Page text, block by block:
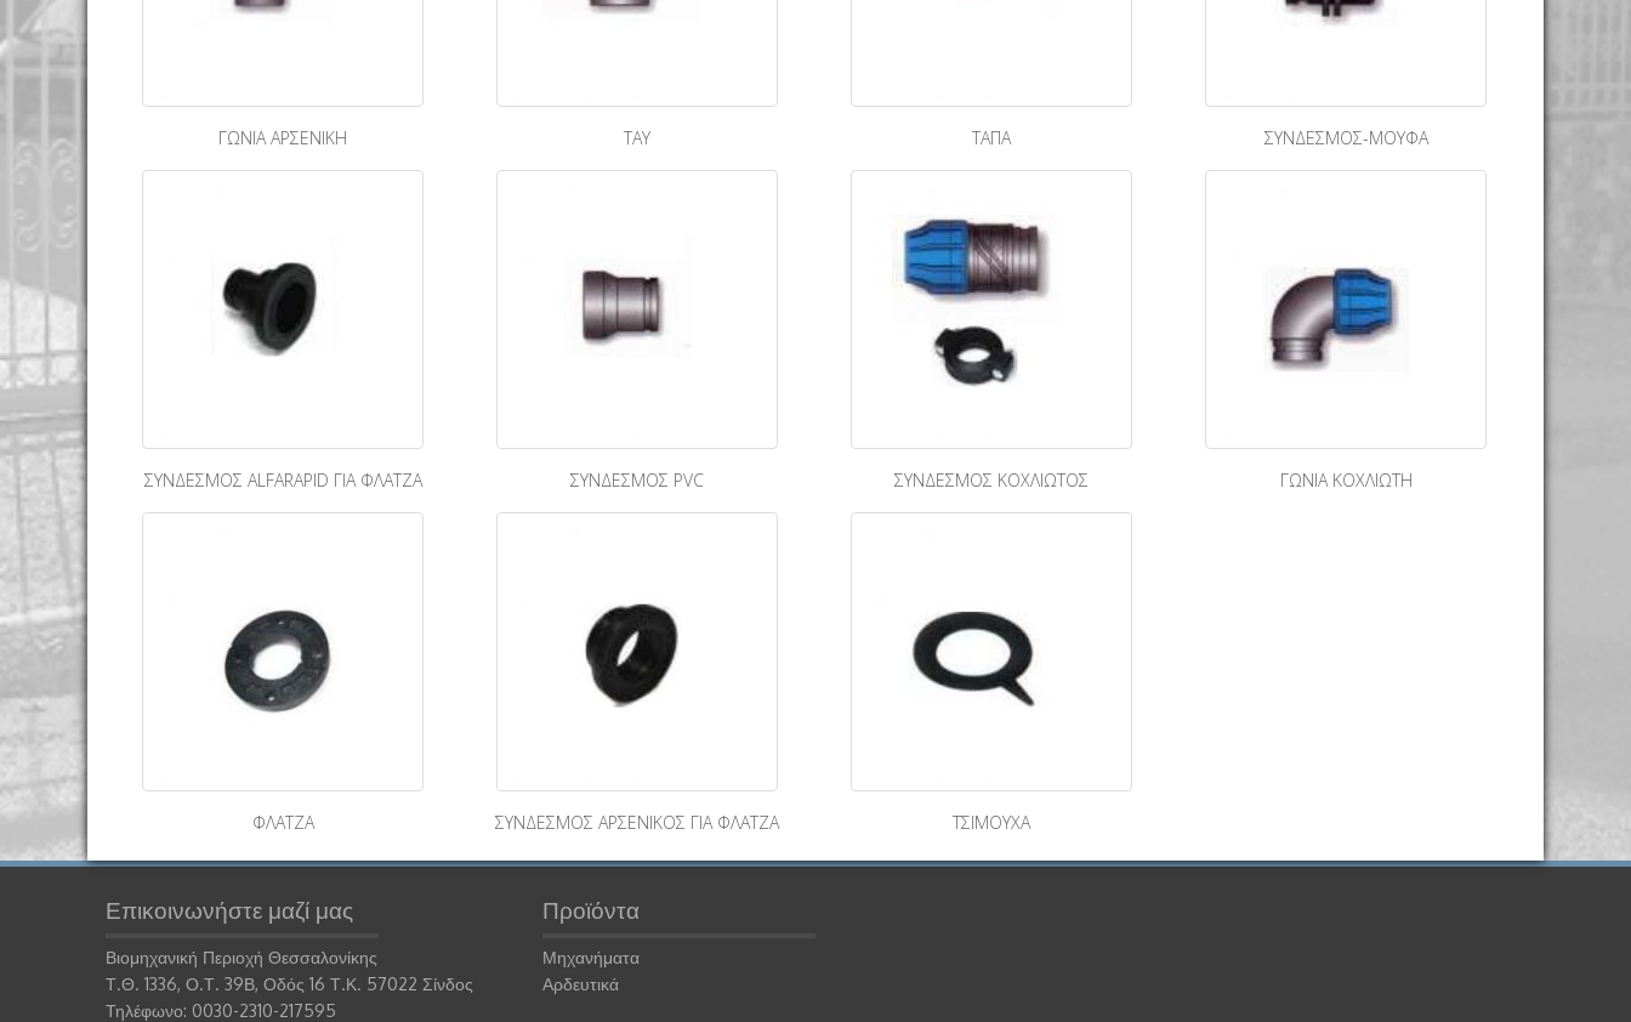
ΓΩΝΙΑ ΑΡΣΕΝΙΚΗ TAY ΤΑΠΑ ΣΥΝΔΕΣΜΟΣ-ΜΟΥΦΑ
ΣΥΝΔΕΣΜΟΣ ALFARAPID ΓΙΑ ΦΛΑΤΖΑ ΣΥΝΔΕΣΜΟΣ PVC ΣΥΝΔΕΣΜΟΣ ΚΟΧΛΙΩΤΟΣ ΓΩΝΙΑ ΚΟΧΛΙΩΤΗ
ΦΛΑΤΖΑ ΣΥΝΔΕΣΜΟΣ ΑΡΣΕΝΙΚΟΣ ΓΙΑ ΦΛΑΤΖΑ ΤΣΙΜΟΥΧΑ
Επικοινωνήστε μαζί μας
Βιομηχανική Περιοχή Θεσσαλονίκης
Τ.Θ. 1336, Ο.Τ. 39Β, Οδός 16 Τ.Κ. 57022 Σίνδος
Τηλέφωνο: 0030-2310-217595
Προϊόντα
Μηχανήματα
Αρδευτικά